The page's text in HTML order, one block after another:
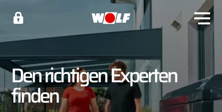
Den richtigen Experten
finden